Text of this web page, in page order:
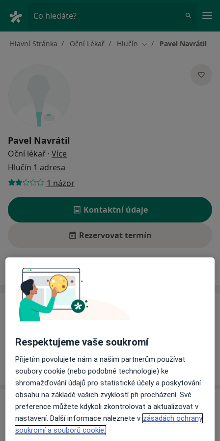
Co hledáte?
Hlavní Stránka Oční Lékař Hlučín Změna města
Pavel Navrátil
Pavel Navrátil
Oční lékař · Více
Hlučín 1 adresa
1 názor
Kontaktní údaje
Rezervovat termín
Ceník Adresy
Ceník
Tento specialista ještě nepřidával žádné informace o
Adresa
Ordinace
Respektujeme vaše soukromí
Přijetím povolujete nám a našim partnerům používat
soubory cookie (nebo podobné technologie) ke
shromažďování údajů pro statistické účely a poskytování
obsahu na základě vašich zvyklostí při procházení. Své
preference můžete kdykoli zkontrolovat a aktualizovat v
nastavení. Další informace naleznete v zásadách ochrany
soukromí a souborů cookie.